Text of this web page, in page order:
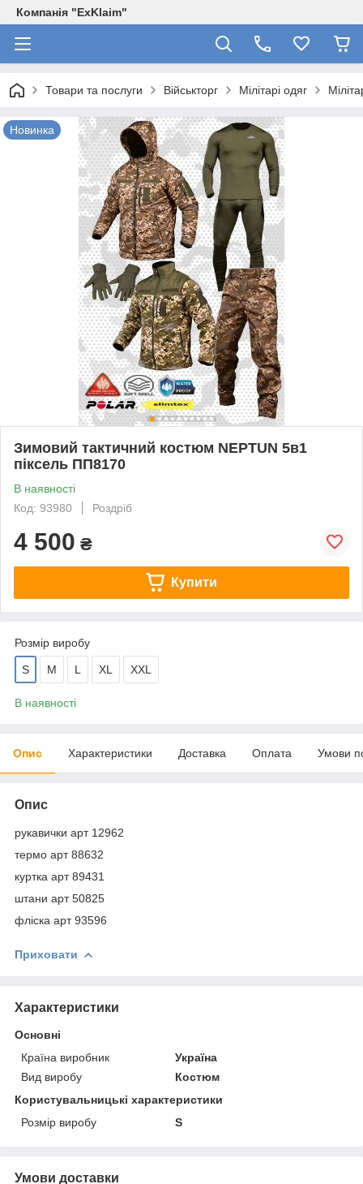
Компанія "ExKlaim"
Товари та послуги Військторг Мілітарі одяг
Новинка
Зимовий тактичний костюм NEPTUN 5в1
піксель ПП8170
В наявності
Код: 93980
Роздріб
4 500 ₴
Купити
Розмір виробу
S M L XL XXL
В наявності
Опис Характеристики Доставка Оплата Умови
Опис
рукавички арт 12962
термо арт 88632
куртка арт 89431
штани арт 50825
фліска арт 93596
Приховати
Характеристики
Основні
Країна виробник
Україна
Вид виробу
Костюм
Користувальницькі характеристики
Розмір виробу
S
Умови доставки